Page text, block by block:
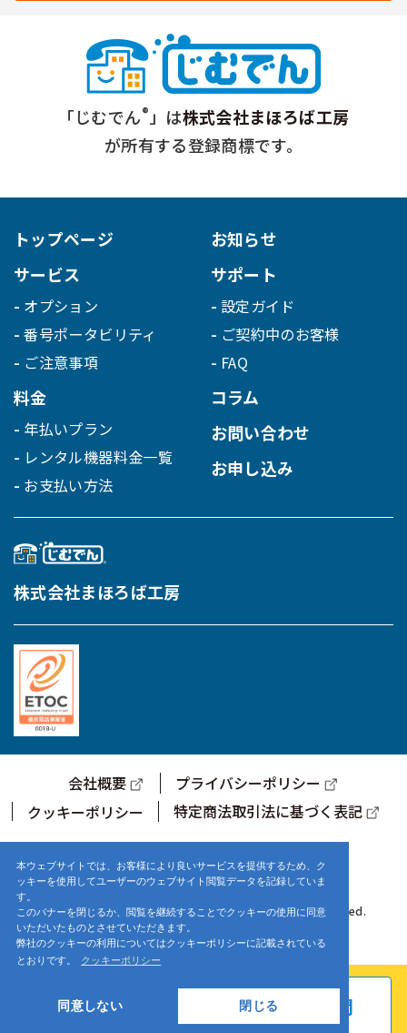
本ウェブサイトでは、お客様により良いサービスを提供するため、ク
ッキーを使用してユーザーのウェブサイト閲覧データを記録していま
す。
このバナーを閉じるか、閲覧を継続することでクッキーの使用に同意
いただいたものとさせていただきます。
弊社のクッキーの利用についてはクッキーポリシーに記載されている
とおりです。
クッキーポリシー
同意しない 閉じる
「じむでん® 」は株式会社まほろば工房
が所有する登録商標です。
トップページ
サービス
オプション
番号ポータビリティ
ご注意事項
料金
年払いプラン
レンタル機器料金一覧
お支払い方法
お知らせ
サポート
設定ガイド
ご契約中のお客様
FAQ
コラム
お問い合わせ
お申し込み
株式会社まほろば工房
会社概要
プライバシーポリシー
クッキーポリシー
特定商法取引法に基づく表記
サポートセンター営業時間
9:00～17:00 (土・日・祝日を除く)
© 2021-2025 株式会社まほろば工房. ALL Rights Reserved.
お申し込み よくある質問